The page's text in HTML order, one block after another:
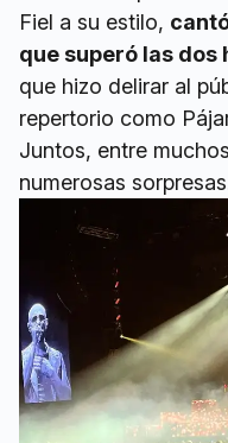
Fiel a su estilo,
que superó las
que hizo delirar al
repertorio como
Juntos, entre
numerosas